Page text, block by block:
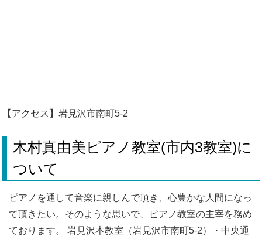
【アクセス】岩見沢市南町5-2
木村真由美ピアノ教室(市内3教室)に
ついて
ピアノを通して音楽に親しんで頂き、心豊かな人間になっ
て頂きたい。そのような思いで、ピアノ教室の主宰を務め
ております。 岩見沢本教室（岩見沢市南町5-2）・中央通